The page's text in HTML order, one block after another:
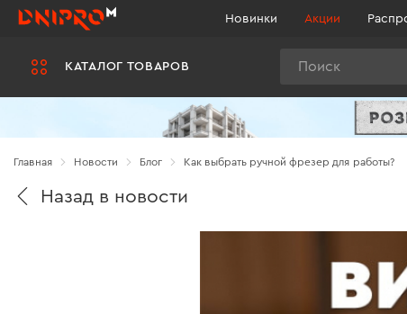
КАТАЛОГ ТОВАРОВ
Новинки Акции
Главная Новости Блог Как выбрать ручной фрезер для работы?
Назад в новости